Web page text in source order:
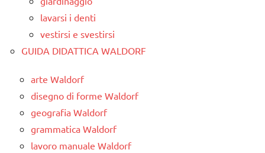
lavarsi i denti
vestirsi e svestirsi
GUIDA DIDATTICA WALDORF
arte Waldorf
disegno di forme Waldorf
geografia Waldorf
grammatica Waldorf
lavoro manuale Waldorf